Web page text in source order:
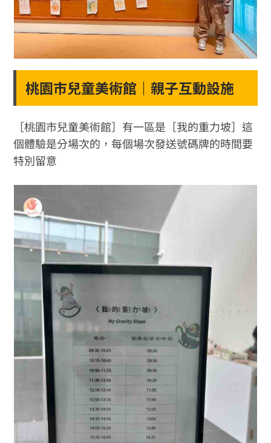
桃園市兒童美術館｜親子互動設施
［桃園市兒童美術館］有一區是［我的重力坡］這
個體驗是分場次的，每個場次發送號碼牌的時間要
特別留意